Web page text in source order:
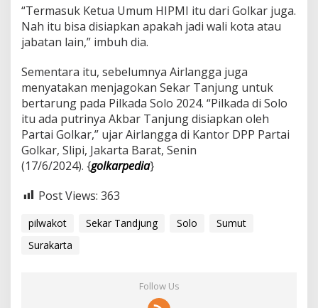
i
D
i
s
d
o
r
k
a
n
J
a
i
C
a
w
“Termasuk Ketua Umum HIPMI itu dari Golkar juga.
Nah itu bisa disiapkan apakah jadi wali kota atau
jabatan lain,” imbuh dia.
Sementara itu, sebelumnya Airlangga juga
menyatakan menjagokan Sekar Tanjung untuk
bertarung pada Pilkada Solo 2024. “Pilkada di Solo
itu ada putrinya Akbar Tanjung disiapkan oleh
Partai Golkar,” ujar Airlangga di Kantor DPP Partai
Golkar, Slipi, Jakarta Barat, Senin
(17/6/2024). {golkarpedia}
Post Views: 363
pilwakot Sekar Tandjung Solo
Sumut
Surakarta
Follow Us